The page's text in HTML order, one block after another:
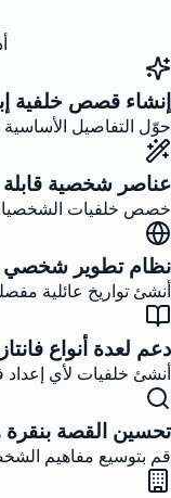
إنشاء قصص خلفية
حوّل التفاصيل
عناصر شخصية
خصص خلفيات الشخصيات
نظام تطوير
أنشئ تواريخ عائلية
دعم لعدة أنواع
أنشئ خلفيات لأي إعداد
تحسين القصة بنقرة
قم بتوسيع مفاهيم